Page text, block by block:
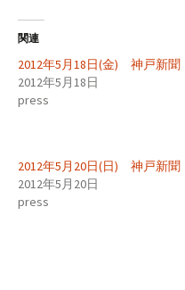
関連
2012年5月18日(金) 神戸新聞
2012年5月18日
press
2012年5月20日(日) 神戸新聞
2012年5月20日
press